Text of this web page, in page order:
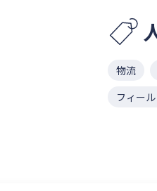
物流
フィー